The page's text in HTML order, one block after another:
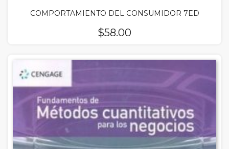
COMPORTAMIENTO DEL CONSUMIDOR 7ED
$58.00